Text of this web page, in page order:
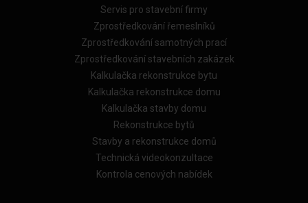
Servis pro stavební firmy
Zprostředkování řemeslníků
Zprostředkování samotných prací
Zprostředkování stavebních zakázek
Kalkulačka rekonstrukce bytu
Kalkulačka rekonstrukce domu
Kalkulačka stavby domu
Rekonstrukce bytů
Stavby a rekonstrukce domů
Technická videokonzultace
Kontrola cenových nabídek